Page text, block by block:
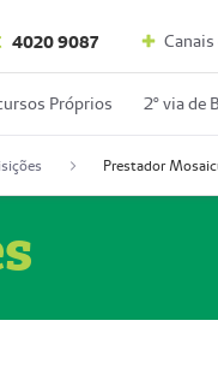
4020 9087
Próprios 2º via de